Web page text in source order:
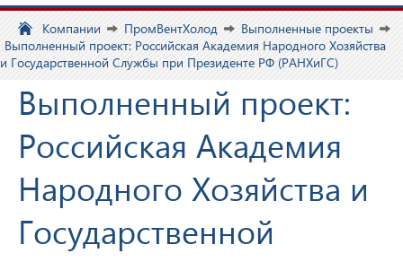
Компании ПромВентХолод
Выполненные проекты
Выполненный проект: Российская Академия Народного Хозяйства
и Государственной Службы при Президенте РФ (РАНХиГС)
Выполненный проект:
Российская Академия
Народного Хозяйства и
Государственной